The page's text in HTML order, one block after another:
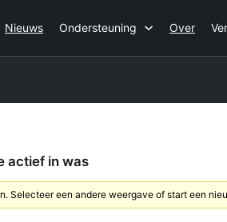
Nieuws Ondersteuning Over
actief in was
Selecteer een andere weergave of start een